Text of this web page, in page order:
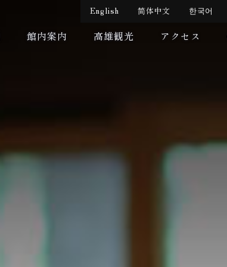
館内案内 高雄観光 アクセス
English 简体中文 한국어